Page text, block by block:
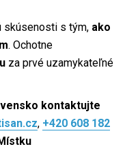
skúsenosti s tým, ako
. Ochotne
za prvé uzamykateľné
kontaktujte
, +420 608 182